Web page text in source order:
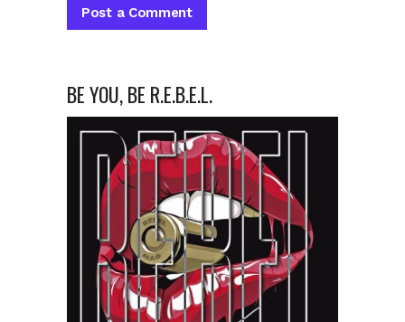
BE YOU, BE R.E.B.E.L.